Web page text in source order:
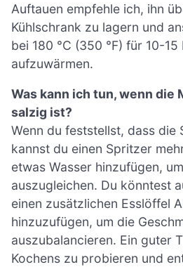
Auftauen empfehle ich, ihn
Kühlschrank zu lagern und
bei 180 °C (350 °F) für 10-15
aufzuwärmen.
Was kann ich tun, wenn die
salzig ist?
Wenn du feststellst, dass die
kannst du einen Spritzer
etwas Wasser hinzufügen,
auszugleichen. Du könntest
einen zusätzlichen Esslöffel
hinzuzufügen, um die
auszubalancieren. Ein guter
Kochens zu probieren und